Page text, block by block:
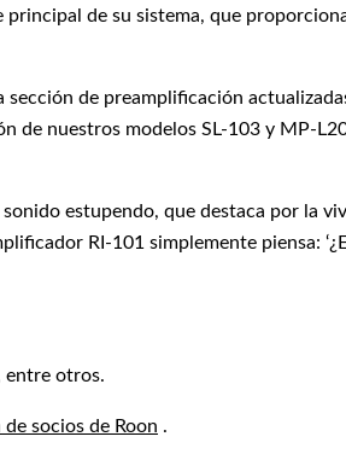
principal de su sistema, que
de preamplificación
de nuestros modelos SL-103 y MP-
estupendo, que destaca por la
RI-101 simplemente piensa:
entre otros.
de socios de Roon .